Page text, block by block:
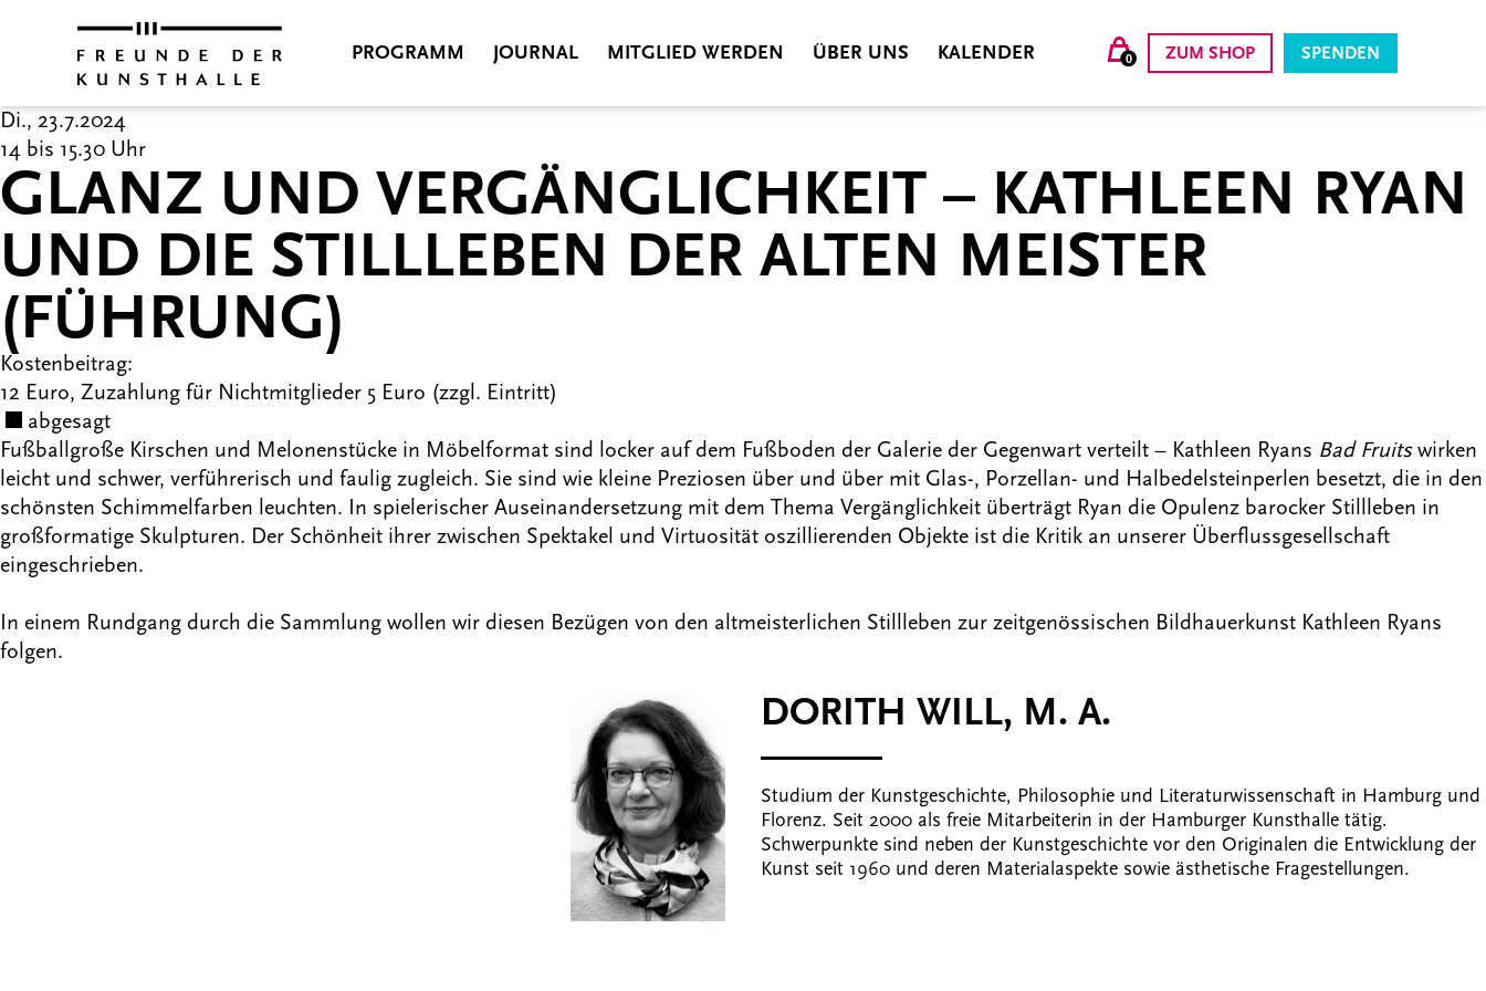
PROGRAMM JOURNAL MITGLIED WERDEN ÜBER UNS KALENDER 0 ZUM SHOP SPENDEN
Di., 23.7.2024
14 bis 15.30 Uhr
GLANZ UND VERGÄNGLICHKEIT – KATHLEEN RYAN
UND DIE STILLLEBEN DER ALTEN MEISTER
(FÜHRUNG)
Kostenbeitrag:
12 Euro, Zuzahlung für Nichtmitglieder 5 Euro (zzgl. Eintritt)
abgesagt
Fußballgroße Kirschen und Melonenstücke in Möbelformat sind locker auf dem Fußboden der Galerie der Gegenwart verteilt – Kathleen Ryans Bad Fruitswirken
leicht und schwer, verführerisch und faulig zugleich. Sie sind wie kleine Preziosen über und über mit Glas-, Porzellan- und Halbedelsteinperlen besetzt, die in den
schönsten Schimmelfarben leuchten. In spielerischer Auseinandersetzung mit dem Thema Vergänglichkeit überträgt Ryan die Opulenz barocker Stillleben in
großformatige Skulpturen. Der Schönheit ihrer zwischen Spektakel und Virtuosität oszillierenden Objekte ist die Kritik an unserer Überflussgesellschaft
eingeschrieben.
In einem Rundgang durch die Sammlung wollen wir diesen Bezügen von den altmeisterlichen Stillleben zur zeitgenössischen Bildhauerkunst Kathleen Ryans
folgen.
DORITH WILL, M. A.
Studium der Kunstgeschichte, Philosophie und Literaturwissenschaft in Hamburg und
Florenz. Seit 2000 als freie Mitarbeiterin in der Hamburger Kunsthalle tätig.
Schwerpunkte sind neben der Kunstgeschichte vor den Originalen die Entwicklung der
Kunst seit 1960 und deren Materialaspekte sowie ästhetische Fragestellungen.